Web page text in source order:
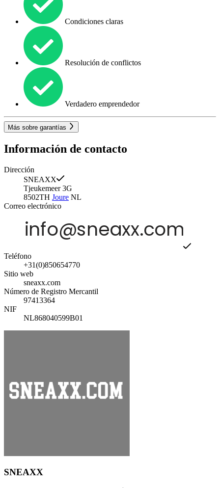
Condiciones claras
Resolución de conflictos
Verdadero emprendedor
Más sobre garantías
Información de contacto
Dirección
SNEAXX
Tjeukemeer 3G
8502TH Joure NL
Correo electrónico
Teléfono
+31(0)850654770
Sitio web
sneaxx.com
Número de Registro Mercantil
97413364
NIF
NL868040599B01
SNEAXX